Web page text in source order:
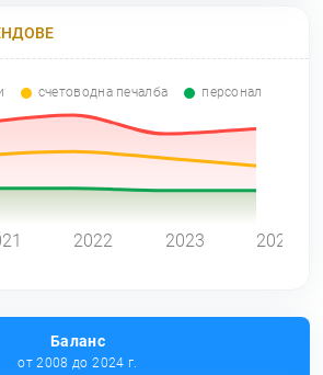
счетоводна печалба персонал
2022 2023 2024
Баланс
от 2008 до 2024 г.